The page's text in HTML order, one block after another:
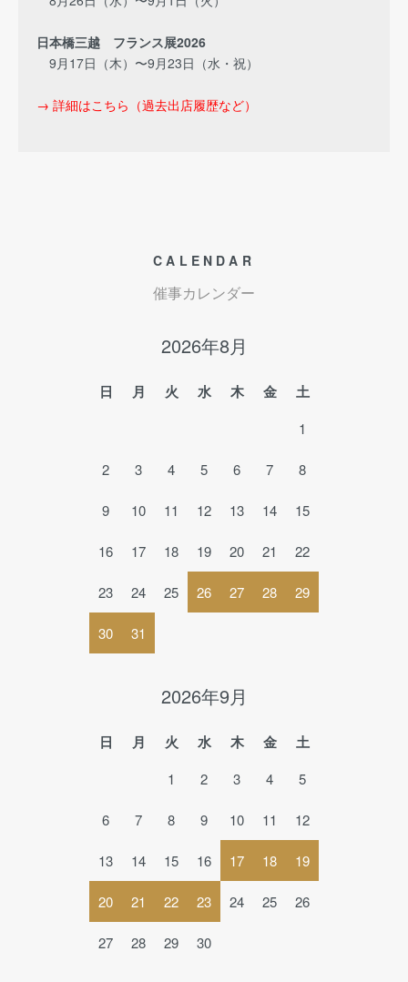
日本橋三越 フランス展2026
9月17日（木）〜9月23日（水・祝）
→ 詳細はこちら（過去出店履歴など）
CALENDAR
催事カレンダー
2026年8月
日 月 火 水 木 金 土
1
2 3 4 5 6 7 8
9 10 11 12 13 14 15
16 17 18 19 20 21 22
23 24 25 26 27 28 29
30 31
2026年9月
日 月 火 水 木 金 土
1 2 3 4 5
6 7 8 9 10 11 12
13 14 15 16 17 18 19
20 21 22 23 24 25 26
27 28 29 30